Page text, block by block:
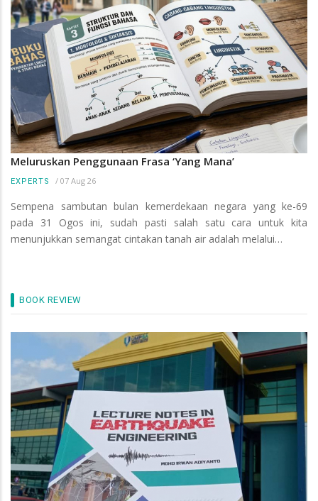
Meluruskan Penggunaan Frasa ‘Yang Mana’
EXPERTS / 07 Aug 26
Sempena sambutan bulan kemerdekaan negara yang ke-69
pada 31 Ogos ini, sudah pasti salah satu cara untuk kita
menunjukkan semangat cintakan tanah air adalah melalui…
BOOK REVIEW